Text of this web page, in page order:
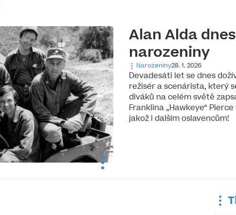
Alan Alda
narozeniny
Narozeniny28. 1. 2026
Devadesáti let se dnes
režisér a scenárista, který
diváků na celém světě
Franklina „Hawkeye“
jakož i dalším oslavencům!